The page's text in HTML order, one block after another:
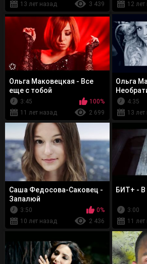
13 лет назад
3 439
12
Ольга Маковецкая - Все
еще с тобой
3:45
100%
11 лет назад
2 699
Ольга
4:35
13
Саша Федосова-Саковец -
Запалюй
3:50
0%
10 лет назад
2 436
БИТ+ - В
3:00
11